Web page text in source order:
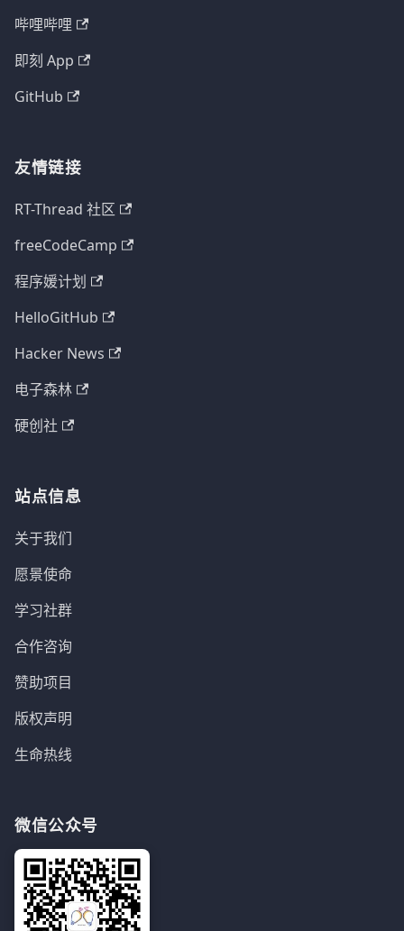
哔哩哔哩
即刻 App
GitHub
友情链接
RT-Thread 社区
freeCodeCamp
程序媛计划
HelloGitHub
Hacker News
电子森林
硬创社
站点信息
关于我们
愿景使命
学习社群
合作咨询
赞助项目
版权声明
生命热线
微信公众号